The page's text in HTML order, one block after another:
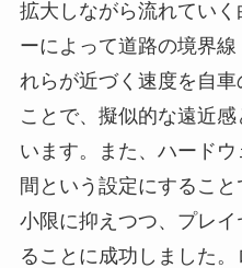
拡大しながら流れてい
ーによって道路の境界
れらが近づく速度を自
ことで、擬似的な遠近
います。また、ハード
間という設定にするこ
小限に抑えつつ、プレイ
ることに成功しました